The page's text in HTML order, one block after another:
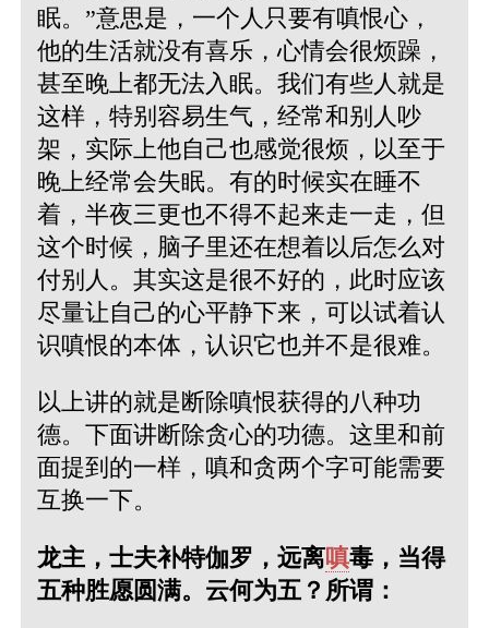
眠。”意思是，一个人只要有嗔恨心，
他的生活就没有喜乐，心情会很烦躁，
甚至晚上都无法入眠。我们有些人就是
这样，特别容易生气，经常和别人吵
架，实际上他自己也感觉很烦，以至于
晚上经常会失眠。有的时候实在睡不
着，半夜三更也不得不起来走一走，但
这个时候，脑子里还在想着以后怎么对
付别人。其实这是很不好的，此时应该
尽量让自己的心平静下来，可以试着认
识嗔恨的本体，认识它也并不是很难。
以上讲的就是断除嗔恨获得的八种功
德。下面讲断除贪心的功德。这里和前
面提到的一样，嗔和贪两个字可能需要
互换一下。
龙主，士夫补特伽罗，远离嗔毒，当得
五种胜愿圆满。云何为五？所谓：